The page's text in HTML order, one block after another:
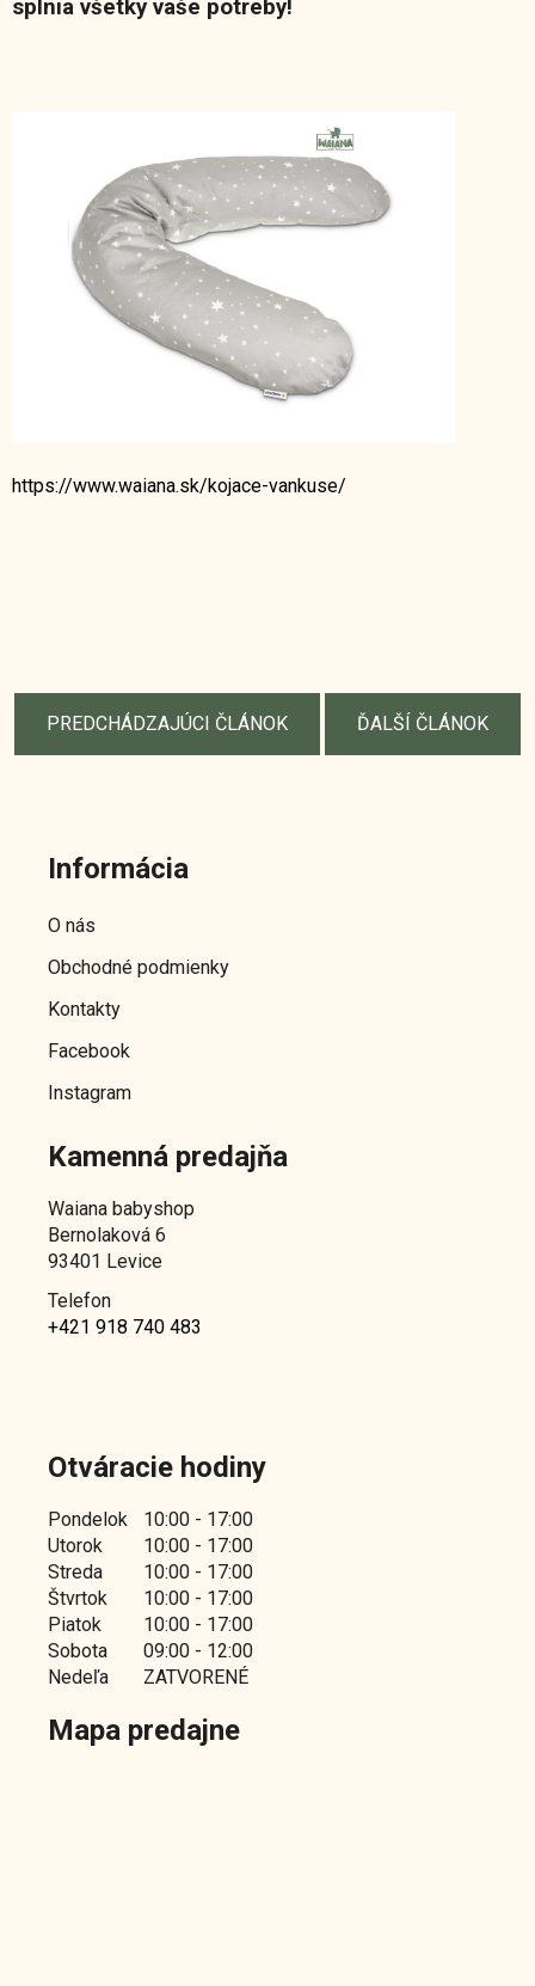
splnia všetky vaše potreby!
https://www.waiana.sk/kojace-vankuse/
PREDCHÁDZAJÚCI ČLÁNOK ĎALŠÍ ČLÁNOK
Informácia
O nás
Obchodné podmienky
Kontakty
Facebook
Instagram
Kamenná predajňa
Waiana babyshop
Bernolaková 6
93401 Levice
Telefon
+421 918 740 483
Otváracie hodiny
Pondelok
10:00 - 17:00
Utorok
10:00 - 17:00
Streda
10:00 - 17:00
Štvrtok
10:00 - 17:00
Piatok
10:00 - 17:00
Sobota
09:00 - 12:00
Nedeľa
ZATVORENÉ
Mapa predajne